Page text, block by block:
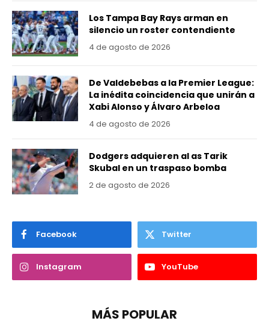
Los Tampa Bay Rays arman en
silencio un roster contendiente
4 de agosto de 2026
De Valdebebas a la Premier League:
La inédita coincidencia que unirán a
Xabi Alonso y Álvaro Arbeloa
4 de agosto de 2026
Dodgers adquieren al as Tarik
Skubal en un traspaso bomba
2 de agosto de 2026
Facebook Twitter
Instagram YouTube
MÁS POPULAR